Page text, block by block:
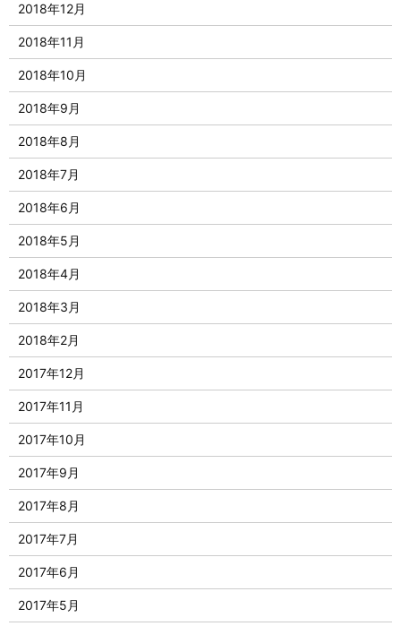
2018年12月
2018年11月
2018年10月
2018年9月
2018年8月
2018年7月
2018年6月
2018年5月
2018年4月
2018年3月
2018年2月
2017年12月
2017年11月
2017年10月
2017年9月
2017年8月
2017年7月
2017年6月
2017年5月